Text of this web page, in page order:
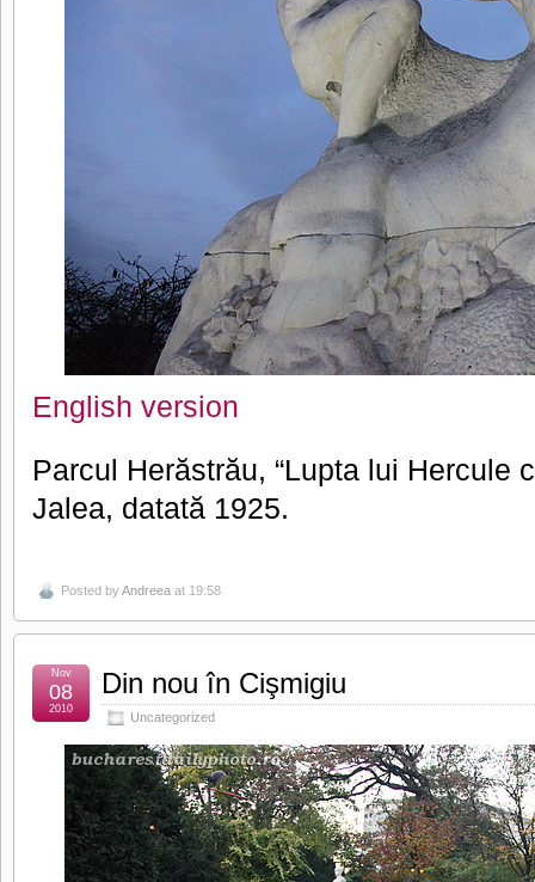
English version
Parcul Herăstrău, “Lupta lui Hercule
Jalea, datată 1925.
Posted byAndreea at 19:58
Din nou în Cişmigiu
Uncategorized
Nov
08
2010